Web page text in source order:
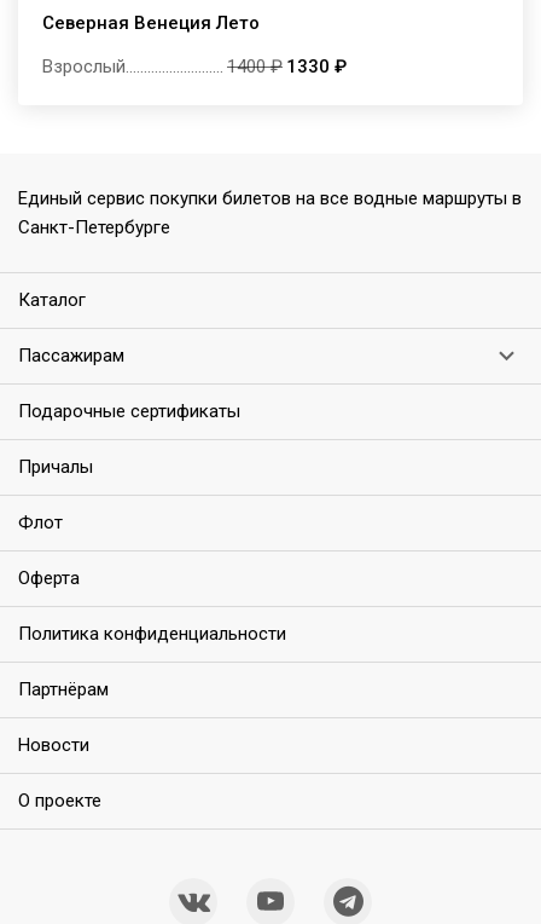
Северная Венеция Лето
Взрослый........................... 1400 ₽ 1330 ₽
Единый сервис покупки билетов на все водные маршруты в
Санкт-Петербурге
Каталог
Пассажирам
Подарочные сертификаты
Причалы
Флот
Оферта
Политика конфиденциальности
Партнёрам
Новости
О проекте